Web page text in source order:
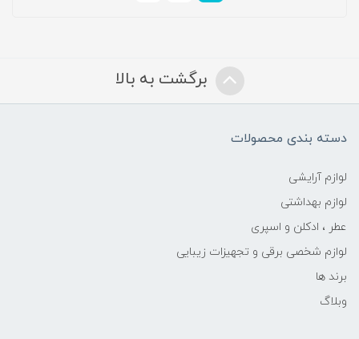
برگشت به بالا
دسته بندی محصولات
لوازم آرایشی
لوازم بهداشتی
عطر ، ادکلن و اسپری
لوازم شخصی برقی و تجهیزات زیبایی
برند ها
وبلاگ